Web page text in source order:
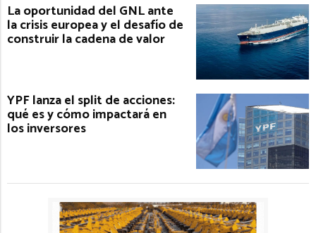
La oportunidad del GNL ante
la crisis europea y el desafío de
construir la cadena de valor
YPF lanza el split de acciones:
qué es y cómo impactará en
los inversores